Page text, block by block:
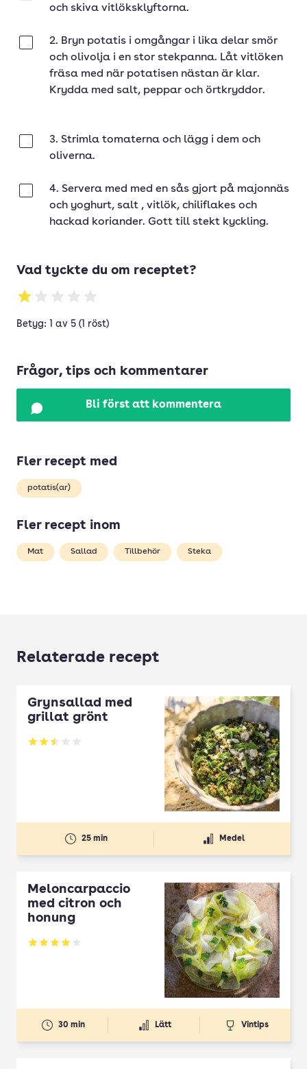
och skiva vitlöksklyftorna.
2. Bryn potatis i omgångar i lika delar smör
och olivolja i en stor stekpanna. Låt vitlöken
fräsa med när potatisen nästan är klar.
Krydda med salt, peppar och örtkryddor.
3. Strimla tomaterna och lägg i dem och
oliverna.
4. Servera med med en sås gjort på majonnäs
och yoghurt, salt , vitlök, chiliflakes och
hackad koriander. Gott till stekt kyckling.
Vad tyckte du om receptet?
Betyg: 1 av 5 (1 röst)
Frågor, tips och kommentarer
Bli först att kommentera
Fler recept med
potatis(ar)
Fler recept inom
Mat Sallad Tillbehör Steka
Relaterade recept
Grynsallad med
grillat grönt
Betyg: 2.5 av 5
25 min Medel
Meloncarpaccio
med citron och
honung
Betyg: 3.99 av 5
30 min Lätt Vintips